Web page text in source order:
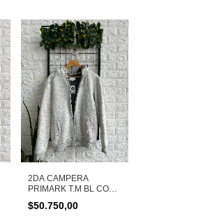
2DA CAMPERA
PRIMARK T.M BL CO
(49981)
$50.750,00